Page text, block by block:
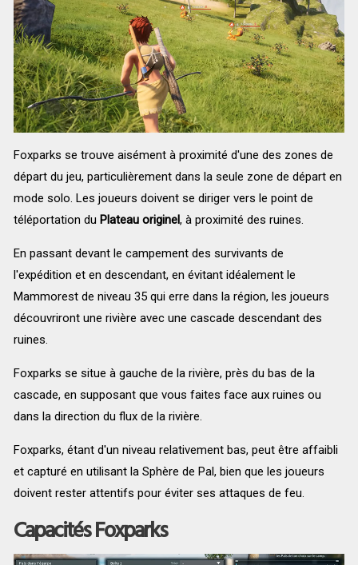
Foxparks se trouve aisément à proximité d'une des zones de
départ du jeu, particulièrement dans la seule zone de départ en
mode solo. Les joueurs doivent se diriger vers le point de
téléportation du Plateau originel, à proximité des ruines.
En passant devant le campement des survivants de
l'expédition et en descendant, en évitant idéalement le
Mammorest de niveau 35 qui erre dans la région, les joueurs
découvriront une rivière avec une cascade descendant des
ruines.
Foxparks se situe à gauche de la rivière, près du bas de la
cascade, en supposant que vous faites face aux ruines ou
dans la direction du flux de la rivière.
Foxparks, étant d'un niveau relativement bas, peut être affaibli
et capturé en utilisant la Sphère de Pal, bien que les joueurs
doivent rester attentifs pour éviter ses attaques de feu.
Capacités Foxparks